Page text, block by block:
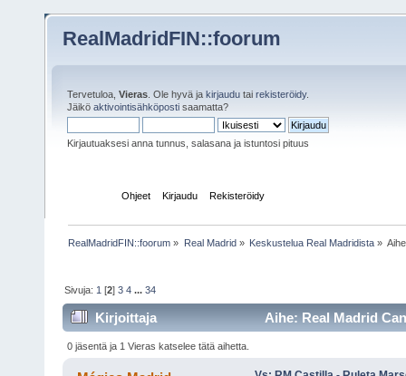
RealMadridFIN::foorum
Tervetuloa, Vieras . Ole hyvä ja kirjaudu tai rekisteröidy.
Jäikö aktivointisähköposti saamatta?
Kirjautuaksesi anna tunnus, salasana ja istuntosi pituus
Ohjeet Kirjaudu Rekisteröidy
RealMadridFIN::foorum » Real Madrid» Keskustelua Real Madridista»
Sivuja: 1 [2]3 4 ...34
Kirjoittaja Aihe: Real Madrid
0 jäsentä ja 1 Vieras katselee tätä aihetta.